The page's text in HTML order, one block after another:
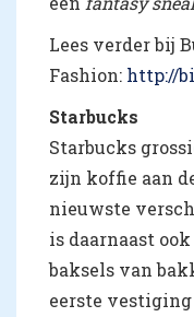
Lees verder bij
Fashion: http://
Starbucks
Starbucks
zijn koffie aan
nieuwste
is daarnaast
baksels van
eerste